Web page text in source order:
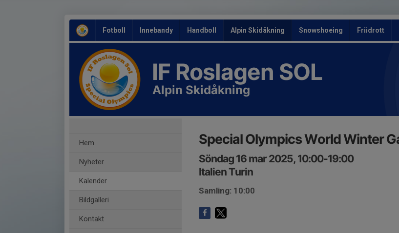
Fotboll Innebandy Handboll Alpin Skidåkning Snowshoeing Friidrott
IF Roslagen SOL
Alpin Skidåkning
Hem
Nyheter
Kalender
Bildgalleri
Kontakt
Special Olympics World Winter
Söndag 16 mar 2025, 10:00-19:00
Italien Turin
Samling: 10:00